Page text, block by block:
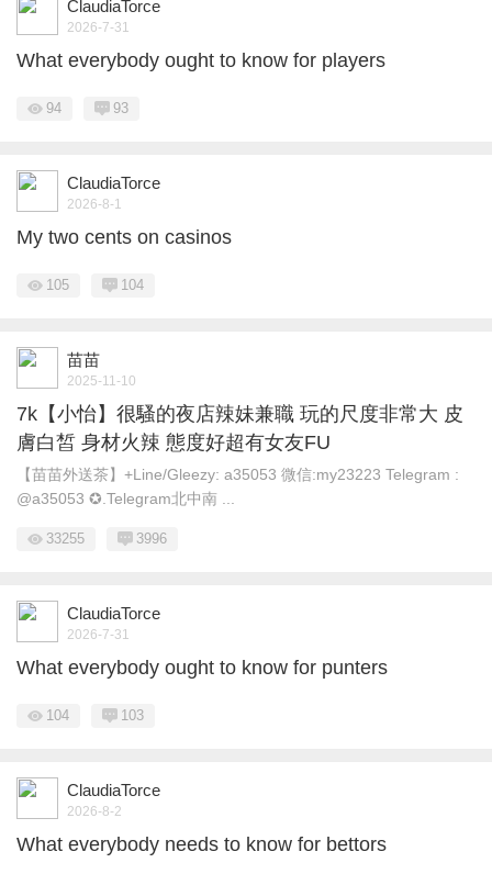
ClaudiaTorce
2026-7-31
What everybody ought to know for players
94 93
ClaudiaTorce
2026-8-1
My two cents on casinos
105 104
苗苗
2025-11-10
7k【小怡】很騷的夜店辣妹兼職 玩的尺度非常大 皮
膚白皙 身材火辣 態度好超有女友FU
【苗苗外送茶】+Line/Gleezy: a35053 微信:my23223 Telegram :
@a35053 ✪.Telegram北中南 ...
33255 3996
ClaudiaTorce
2026-7-31
What everybody ought to know for punters
104 103
ClaudiaTorce
2026-8-2
What everybody needs to know for bettors